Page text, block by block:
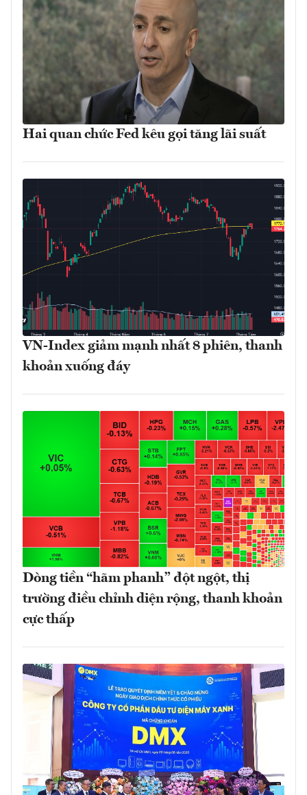
Hai quan chức Fed kêu gọi tăng lãi suất
VN-Index giảm mạnh nhất 8 phiên, thanh
khoản xuống đáy
Dòng tiền “hãm phanh” đột ngột, thị
trường điều chỉnh diện rộng, thanh khoản
cực thấp